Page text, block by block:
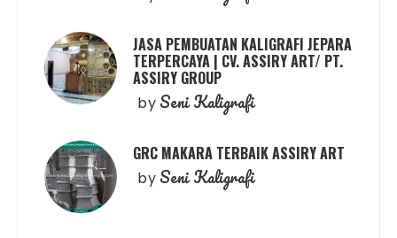
JASA PEMBUATAN KALIGRAFI JEPARA
TERPERCAYA | CV. ASSIRY ART/ PT.
ASSIRY GROUP
by Seni Kaligrafi
GRC MAKARA TERBAIK ASSIRY ART
by Seni Kaligrafi